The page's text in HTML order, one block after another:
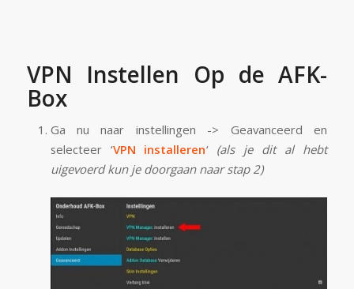
VPN Instellen Op de AFK-
Box
Ga nu naar instellingen -> Geavanceerd en
selecteer ‘VPN installeren‘ (als je dit al hebt
uigevoerd kun je doorgaan naar stap 2)